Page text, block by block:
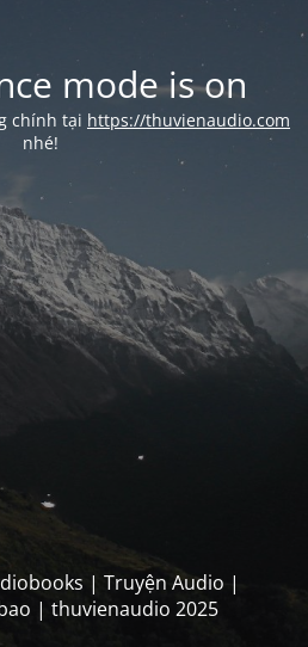
mode is on
chính tại https://thuvienaudio.com
nhé!
| Truyện Audio |
| thuvienaudio 2025